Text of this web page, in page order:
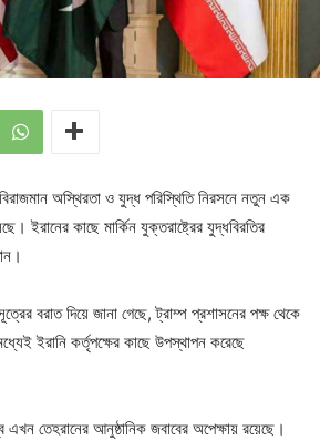
অস্থিরতা ও যুদ্ধ পরিস্থিতি নিরসনে নতুন এক
ইরানের কাছে মার্কিন যুক্তরাষ্ট্রের যুদ্ধবিরতির
বরাত দিয়ে জানা গেছে, ট্রাম্প প্রশাসনের পক্ষ থেকে
ইরানি কর্তৃপক্ষের কাছে উপস্থাপন করেছে
এখন তেহরানের আনুষ্ঠানিক জবাবের অপেক্ষায় রয়েছে।